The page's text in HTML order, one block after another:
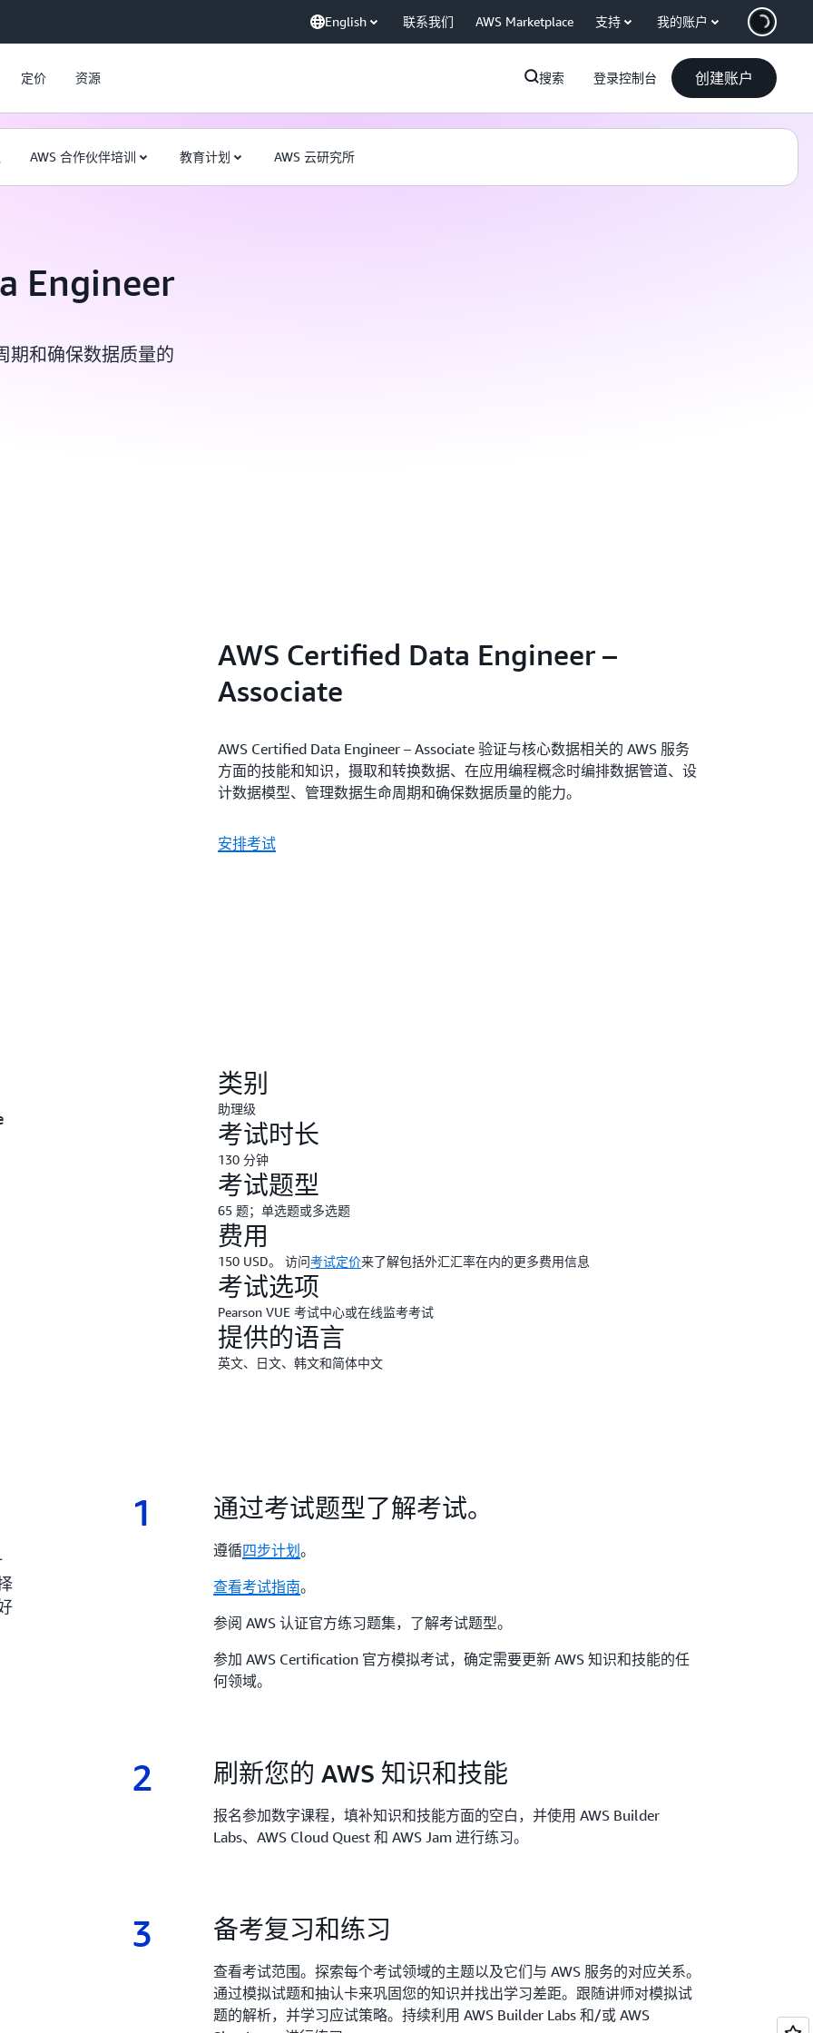
English 联系我们 AWS Marketplace 支持 我的账户
定价 资源 搜索 登录控制台 创建账户
AWS 合作伙伴培训 教育计划 AWS 云研究所
Engineer
期和确保数据质量的
AWS Certified Data Engineer –
Associate
AWS Certified Data Engineer – Associate 验证与核心数据相关的 AWS 服务
方面的技能和知识，摄取和转换数据、在应用编程概念时编排数据管道、设
计数据模型、管理数据生命周期和确保数据质量的能力。
安排考试
类别
助理级
考试时长
130 分钟
考试题型
65 题；单选题或多选题
费用
150 USD。 访问考试定价来了解包括外汇汇率在内的更多费用信息
考试选项
Pearson VUE 考试中心或在线监考考试
提供的语言
英文、日文、韩文和简体中文
1 1.
通过考试题型了解考试。
遵循四步计划。
查看考试指南。
参阅 AWS 认证官方练习题集，了解考试题型。
参加 AWS Certification 官方模拟考试，确定需要更新 AWS 知识和技能的任
何领域。
2 2.
刷新您的 AWS 知识和技能
报名参加数字课程，填补知识和技能方面的空白，并使用 AWS Builder
Labs、AWS Cloud Quest 和 AWS Jam 进行练习。
3 3.
备考复习和练习
查看考试范围。探索每个考试领域的主题以及它们与 AWS 服务的对应关系。
通过模拟试题和抽认卡来巩固您的知识并找出学习差距。跟随讲师对模拟试
题的解析，并学习应试策略。持续利用 AWS Builder Labs 和/或 AWS